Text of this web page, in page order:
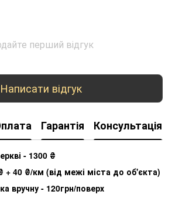
перший відгук
Написати відгук
Гарантія Консультація
- 1300 ₴
+ 40 ₴/км (від межі міста до об'єкта)
вручну - 120грн/поверх